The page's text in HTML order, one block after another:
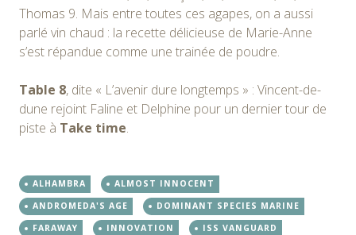
Thomas 9. Mais entre toutes ces agapes, on a aussi
parlé vin chaud : la recette délicieuse de Marie-Anne
s’est répandue comme une trainée de poudre.
Table 8, dite « L’avenir dure longtemps » : Vincent-de-
dune rejoint Faline et Delphine pour un dernier tour de
piste à Take time.
ALHAMBRA
ALMOST INNOCENT
ANDROMEDA'S AGE
DOMINANT SPECIES MARINE
FARAWAY
INNOVATION
ISS VANGUARD